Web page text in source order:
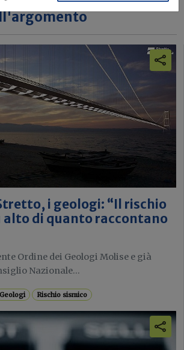
i geologi: “Il rischio
alto di quanto raccontano
Ordine dei Geologi Molise e già
Nazionale...
Geologi Rischio sismico